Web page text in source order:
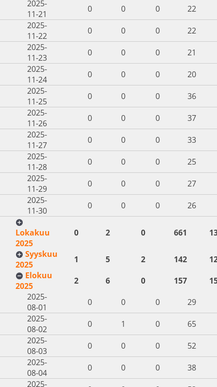
2025-
11-21
0 0 0
22
2025-
11-22
0 0 0
22
2025-
11-23
0 0 0
21
2025-
11-24
0 0 0
20
2025-
11-25
0 0 0
36
2025-
11-26
0 0 0
37
2025-
11-27
0 0 0
33
2025-
11-28
0 0 0
25
2025-
11-29
0 0 0
27
2025-
11-30
0 0 0 26
Lokakuu
2025
0 2 0 661
Syyskuu
2025
1 5 2 142
Elokuu
2025
2 6 0 157
2025-
08-01
0 0 0
29
2025-
08-02
0 1 0
65
2025-
08-03
0 0 0
52
2025-
08-04
0 0 0
38
2025-